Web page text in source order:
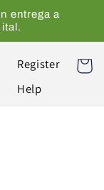
entrega a
Register
Help
Carrito